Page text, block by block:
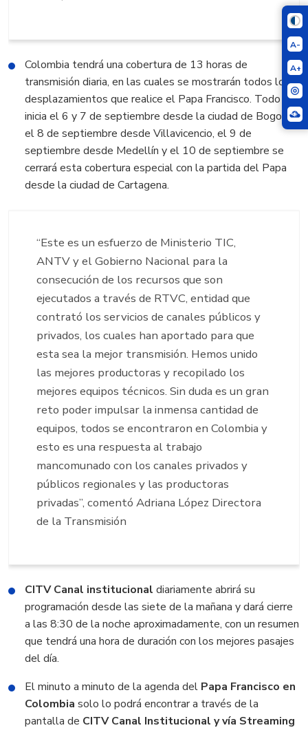
A-
A+
Colombia tendrá una cobertura de 13 horas de
transmisión diaria, en las cuales se mostrarán todos los
desplazamientos que realice el Papa Francisco. Todo
inicia el 6 y 7 de septiembre desde la ciudad de Bogotá,
el 8 de septiembre desde Villavicencio, el 9 de
septiembre desde Medellín y el 10 de septiembre se
cerrará esta cobertura especial con la partida del Papa
desde la ciudad de Cartagena.
“Este es un esfuerzo de Ministerio TIC,
ANTV y el Gobierno Nacional para la
consecución de los recursos que son
ejecutados a través de RTVC, entidad que
contrató los servicios de canales públicos y
privados, los cuales han aportado para que
esta sea la mejor transmisión. Hemos unido
las mejores productoras y recopilado los
mejores equipos técnicos. Sin duda es un gran
reto poder impulsar la inmensa cantidad de
equipos, todos se encontraron en Colombia y
esto es una respuesta al trabajo
mancomunado con los canales privados y
públicos regionales y las productoras
privadas”, comentó Adriana López Directora
de la Transmisión
CITV Canal institucional diariamente abrirá su
programación desde las siete de la mañana y dará cierre
a las 8:30 de la noche aproximadamente, con un resumen
que tendrá una hora de duración con los mejores pasajes
del día.
El minuto a minuto de la agenda del Papa Francisco en
Colombia solo lo podrá encontrar a través de la
pantalla de CITV Canal Institucional y vía Streaming